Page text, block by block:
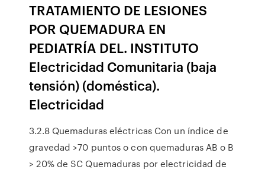
TRATAMIENTO DE LESIONES
POR QUEMADURA EN
PEDIATRÍA DEL. INSTITUTO
Electricidad Comunitaria (baja
tensión) (doméstica).
Electricidad
3.2.8 Quemaduras eléctricas Con un índice de
gravedad >70 puntos o con quemaduras AB o B
> 20% de SC Quemaduras por electricidad de